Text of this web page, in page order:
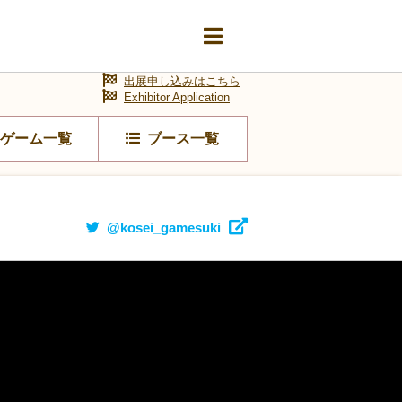
ゲーム一覧 ブース一覧
出展申し込みはこちら
Exhibitor Application
@kosei_gamesuki